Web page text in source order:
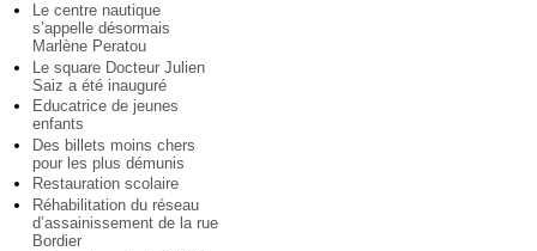
Le centre nautique
s’appelle désormais
Marlène Peratou
Le square Docteur Julien
Saiz a été inauguré
Educatrice de jeunes
enfants
Des billets moins chers
pour les plus démunis
Restauration scolaire
Réhabilitation du réseau
d’assainissement de la rue
Bordier